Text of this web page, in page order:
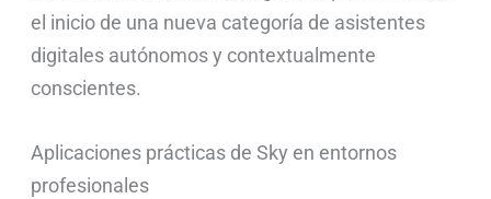
el inicio de una nueva categoría de asistentes
digitales autónomos y contextualmente
conscientes.
Aplicaciones prácticas de Sky en entornos
profesionales